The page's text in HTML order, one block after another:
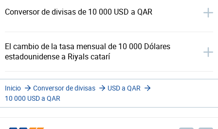
Conversor de divisas de 10 000 USD a QAR
El cambio de la tasa mensual de 10 000 Dólares
estadounidense a Riyals catarí
Inicio Conversor de divisas
USD a QAR
10 000 USD a QAR